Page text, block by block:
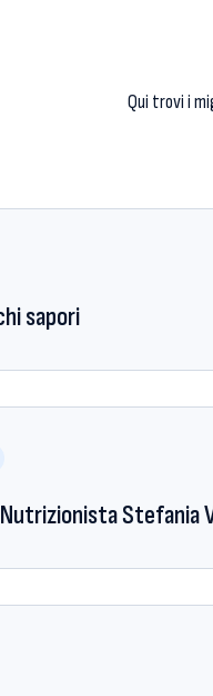
Qui trovi i
sapori
Stefania